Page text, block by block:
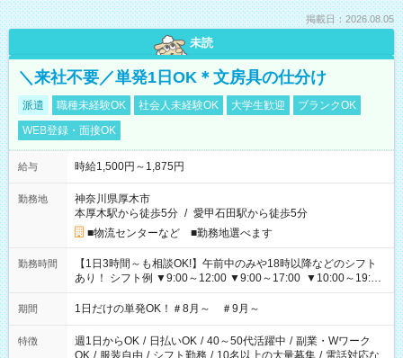
掲載日：2026.08.05
未読
＼来社不要／単発1日OK＊文房具の仕分け
派遣 職種未経験OK 社会人未経験OK 大学生歓迎
ブランクOK
WEB登録・面接OK
給与 時給1,500円～1,875円
勤務地
神奈川県厚木市
本厚木駅から徒歩5分 / 愛甲石田駅から徒歩5分
■物流センターなど ■勤務地選べます
勤務時間
【1日3時間～も相談OK!】午前中のみや18時以降などのシフト
あり！ シフト例 ▼9:00～12:00 ▼9:00～17:00 ▼10:00～19:00
▼18:00～21:00
期間 1日だけの単発OK！＃8月～ ＃9月～
特徴 週1日からOK / 日払いOK / 40～50代活躍中 / 副業・Wワーク
OK / 服装自由 / シフト勤務 / 10名以上の大量募集 / 電話対応な